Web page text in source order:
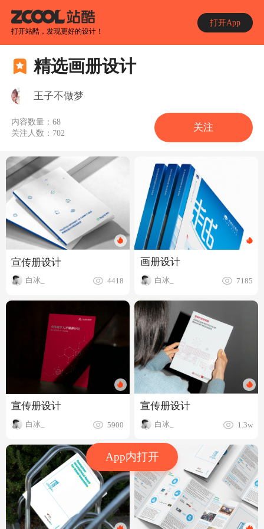
打开站酷，发现更好的设计！
打开App
App内打开
精选画册设计
王子不做梦
内容数量：68
关注人数： 702
关注
宣传册设计
白冰_ 4418
宣传册设计
白冰_ 5900
画册设计
白冰_ 7185
宣传册设计
白冰_ 1.3w